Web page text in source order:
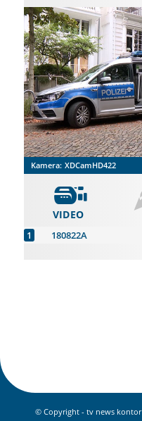
Kamera: XDCamHD422
VIDEO
180822A
© Copyright - tv news kontor